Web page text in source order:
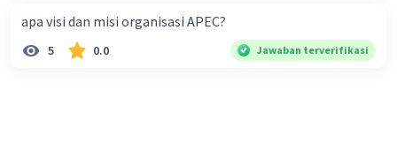
pasal18, pasal 22, pasal 23, Pasal 26 , Pasal 27,pasal ,pasal
28, pasal 29, pasal 30 ,pasal 31 dan pasal 33 )
apa visi dan misi organisasi APEC?
5 0.0 Jawaban terverifikasi